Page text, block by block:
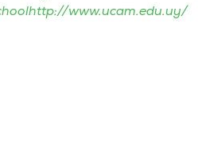
www.ucam.edu.uy/